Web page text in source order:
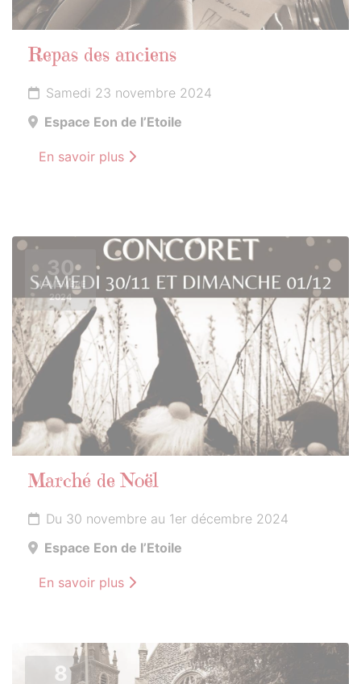
Repas des anciens
Samedi 23 novembre 2024
Espace Eon de l’Etoile
En savoir plus
30
NOVEMBRE
2024
Marché de Noël
Du 30 novembre au 1er décembre 2024
Espace Eon de l’Etoile
En savoir plus
8